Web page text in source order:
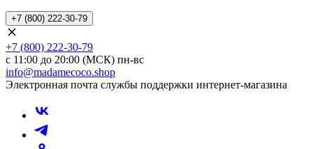
+7 (800) 222-30-79
+7 (800) 222-30-79
с 11:00 до 20:00 (МСК) пн-вс
info@madamecoco.shop
Электронная почта службы поддержки интернет-магазина